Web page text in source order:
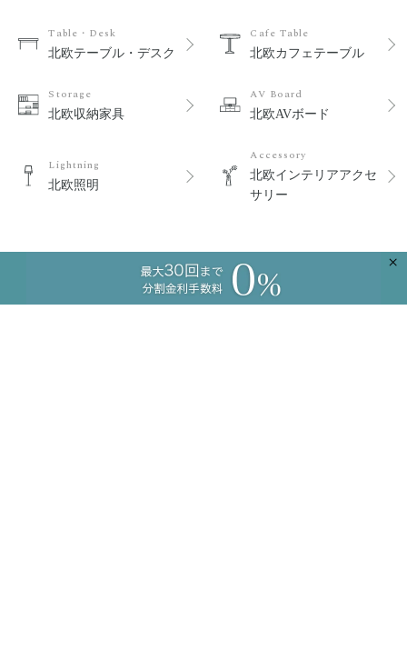
×
Table・Desk
北欧テーブル・デスク
Cafe Table
北欧カフェテーブル
Storage
北欧収納家具
AV Board
北欧AVボード
Lightning
北欧照明
Accessory
北欧インテリアアクセ
サリー
ショッピングガイド